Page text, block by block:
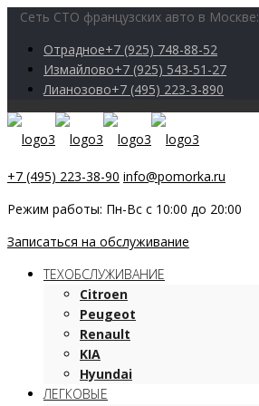
Сеть СТО французских авто в Москве:
Отрадное+7 (925) 748-88-52
Измайлово+7 (925) 543-51-27
Лианозово+7 (495) 223-3-890
+7 (495) 223-38-90 info@pomorka.ru
Режим работы: Пн-Вс с 10:00 до 20:00
Записаться на обслуживание
ТЕХОБСЛУЖИВАНИЕ
Citroen
Peugeot
Renault
KIA
Hyundai
ЛЕГКОВЫЕ